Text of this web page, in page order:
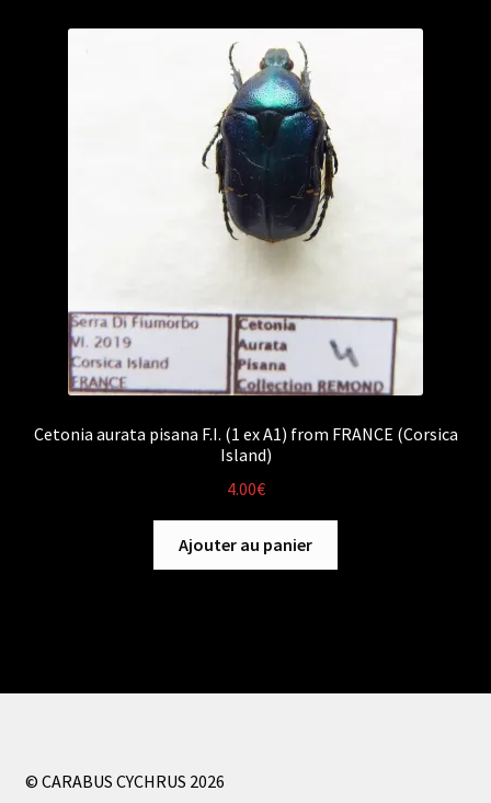
Cetonia aurata pisana F.I. (1 ex A1) from FRANCE (Corsica
Island)
4.00€
Ajouter au panier
© CARABUS CYCHRUS 2026